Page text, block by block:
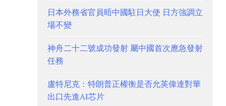
日本外務省官員晤中國駐日大使 日方強調立
場不變
神舟二十二號成功發射 屬中國首次應急發射
任務
盧特尼克：特朗普正權衡是否允英偉達對華
出口先進AI芯片